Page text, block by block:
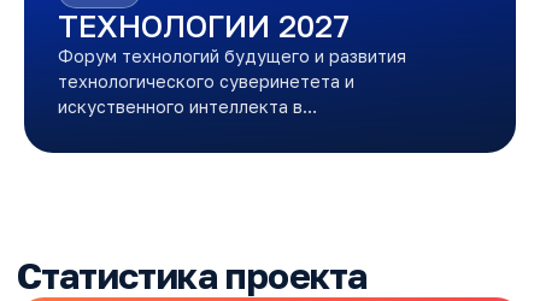
ТЕХНОЛОГИИ 2027
Форум технологий будущего и развития
технологического суверинетета и
искуственного интеллекта в…
Статистика проекта